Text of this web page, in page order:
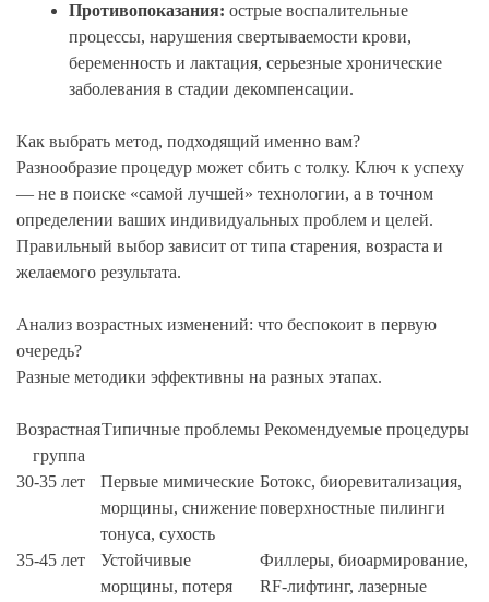
Противопоказания: острые воспалительные
процессы, нарушения свертываемости крови,
беременность и лактация, серьезные хронические
заболевания в стадии декомпенсации.
Как выбрать метод, подходящий именно вам?
Разнообразие процедур может сбить с толку. Ключ к успеху
— не в поиске «самой лучшей» технологии, а в точном
определении ваших индивидуальных проблем и целей.
Правильный выбор зависит от типа старения, возраста и
желаемого результата.
Анализ возрастных изменений: что беспокоит в первую
очередь?
Разные методики эффективны на разных этапах.
Возрастная
группа
Типичные проблемы Рекомендуемые процедуры
30-35 лет
Первые мимические
морщины, снижение
тонуса, сухость
Ботокс, биоревитализация,
поверхностные пилинги
35-45 лет
Устойчивые
морщины, потеря
Филлеры, биоармирование,
RF-лифтинг, лазерные